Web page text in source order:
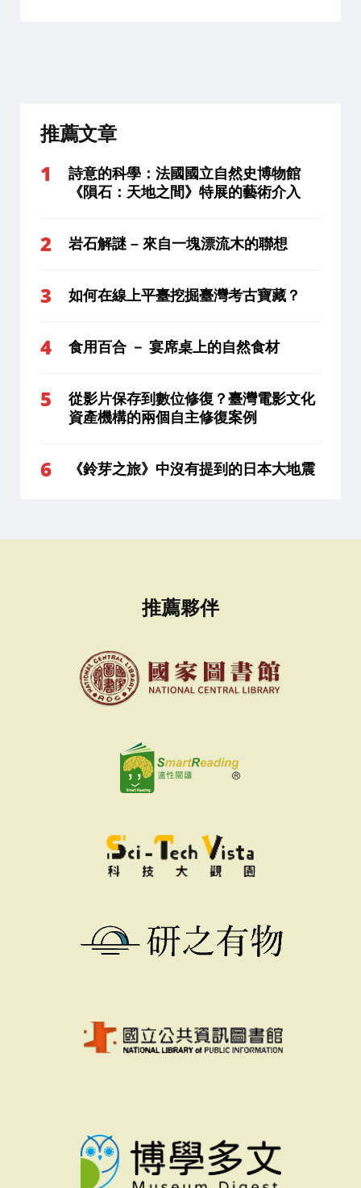
推薦文章
詩意的科學：法國國立自然史博物館
《隕石：天地之間》特展的藝術介入
岩石解謎 – 來自一塊漂流木的聯想
如何在線上平臺挖掘臺灣考古寶藏？
食用百合 － 宴席桌上的自然食材
從影片保存到數位修復？臺灣電影文化
資產機構的兩個自主修復案例
《鈴芽之旅》中沒有提到的日本大地震
推薦夥伴